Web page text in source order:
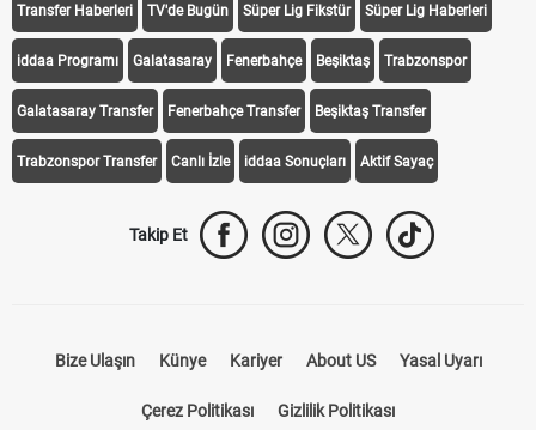
Transfer Haberleri TV'de Bugün Süper Lig Fikstür Süper Lig Haberleri
iddaa Programı Galatasaray Fenerbahçe Beşiktaş Trabzonspor
Galatasaray Transfer Fenerbahçe Transfer Beşiktaş Transfer
Trabzonspor Transfer Canlı İzle iddaa Sonuçları Aktif Sayaç
Takip Et
Bize Ulaşın Künye Kariyer About US Yasal Uyarı
Çerez Politikası Gizlilik Politikası